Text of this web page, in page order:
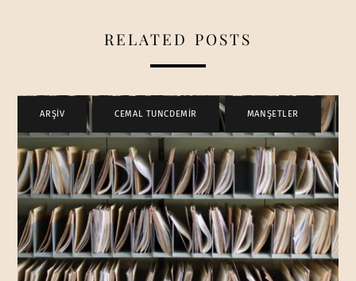
RELATED POSTS
ARŞİV CEMAL TUNCDEMİR , MANŞETLER